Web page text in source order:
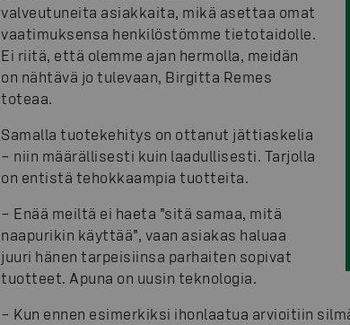
valveutuneita asiakkaita, mikä asettaa omat
vaatimuksensa henkilöstömme tietotaidolle.
Ei riitä, että olemme ajan hermolla, meidän
on nähtävä jo tulevaan, Birgitta Remes
toteaa.
Samalla tuotekehitys on ottanut jättiaskelia
– niin määrällisesti kuin laadullisesti. Tarjolla
on entistä tehokkaampia tuotteita.
– Enää meiltä ei haeta ”sitä samaa, mitä
naapurikin käyttää”, vaan asiakas haluaa
juuri hänen tarpeisiinsa parhaiten sopivat
tuotteet. Apuna on uusin teknologia.
– Kun ennen esimerkiksi ihonlaatua arvioitiin